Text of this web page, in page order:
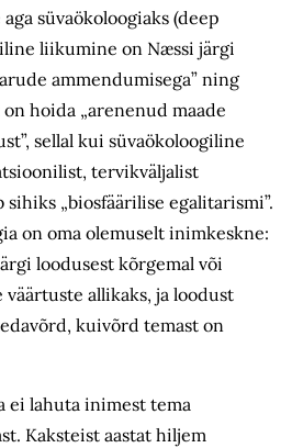
süvaökoloogiaks (deep
liikumine on Næssi järgi
ammendumisega” ning
hoida „arenenud maade
sellal kui süvaökoloogiline
tervikväljalist
„biosfäärilise egalitarismi”.
on oma olemuselt inimkeskne:
loodusest kõrgemal või
väärtuste allikaks, ja loodust
kuivõrd temast on
ei lahuta inimest tema
Kaksteist aastat hiljem